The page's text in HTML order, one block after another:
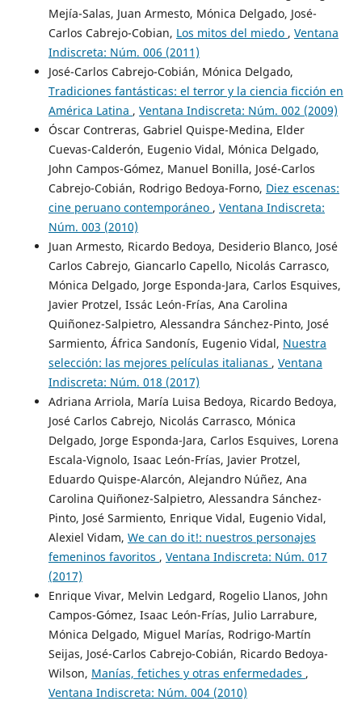
Mejía-Salas, Juan Armesto, Mónica Delgado, José-
Carlos Cabrejo-Cobian, Los mitos del miedo , Ventana
Indiscreta: Núm. 006 (2011)
José-Carlos Cabrejo-Cobián, Mónica Delgado,
Tradiciones fantásticas: el terror y la ciencia ficción en
América Latina , Ventana Indiscreta: Núm. 002 (2009)
Óscar Contreras, Gabriel Quispe-Medina, Elder
Cuevas-Calderón, Eugenio Vidal, Mónica Delgado,
John Campos-Gómez, Manuel Bonilla, José-Carlos
Cabrejo-Cobián, Rodrigo Bedoya-Forno, Diez escenas:
cine peruano contemporáneo , Ventana Indiscreta:
Núm. 003 (2010)
Juan Armesto, Ricardo Bedoya, Desiderio Blanco, José
Carlos Cabrejo, Giancarlo Capello, Nicolás Carrasco,
Mónica Delgado, Jorge Esponda-Jara, Carlos Esquives,
Javier Protzel, Issác León-Frías, Ana Carolina
Quiñonez-Salpietro, Alessandra Sánchez-Pinto, José
Sarmiento, África Sandonís, Eugenio Vidal, Nuestra
selección: las mejores películas italianas , Ventana
Indiscreta: Núm. 018 (2017)
Adriana Arriola, María Luisa Bedoya, Ricardo Bedoya,
José Carlos Cabrejo, Nicolás Carrasco, Mónica
Delgado, Jorge Esponda-Jara, Carlos Esquives, Lorena
Escala-Vignolo, Isaac León-Frías, Javier Protzel,
Eduardo Quispe-Alarcón, Alejandro Núñez, Ana
Carolina Quiñonez-Salpietro, Alessandra Sánchez-
Pinto, José Sarmiento, Enrique Vidal, Eugenio Vidal,
Alexiel Vidam, We can do it!: nuestros personajes
femeninos favoritos , Ventana Indiscreta: Núm. 017
(2017)
Enrique Vivar, Melvin Ledgard, Rogelio Llanos, John
Campos-Gómez, Isaac León-Frías, Julio Larrabure,
Mónica Delgado, Miguel Marías, Rodrigo-Martín
Seijas, José-Carlos Cabrejo-Cobián, Ricardo Bedoya-
Wilson, Manías, fetiches y otras enfermedades ,
Ventana Indiscreta: Núm. 004 (2010)